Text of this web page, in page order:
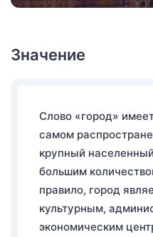
Значение
Слово «город»
самом
крупный
большим
правило, город
культурным,
экономическим